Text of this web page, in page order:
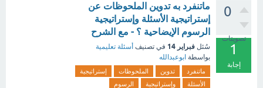
0
تصويتات
1
إجابة
ماتنفرد به تدوين الملحوظات عن
إستراتيجية الأسئلة وإستراتيجية
الرسوم الإيضاحية ؟ - مع الشرح
سُئل فبراير 14 في تصنيف أسئلة تعليمية
بواسطة ابوعبدالله
ماتنفرد تدوين الملحوظات
إستراتيجية
الأسئلة
وإستراتيجية
الرسوم